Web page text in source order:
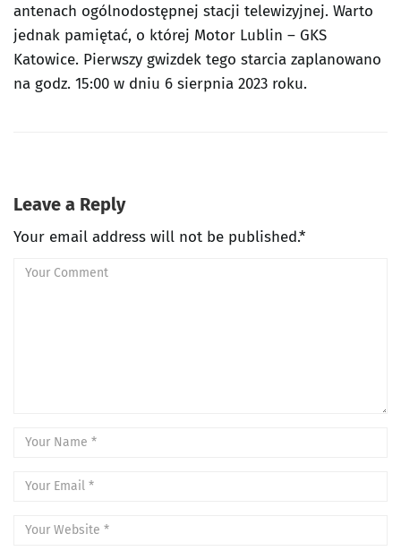
antenach ogólnodostępnej stacji telewizyjnej. Warto
jednak pamiętać, o której Motor Lublin – GKS
Katowice. Pierwszy gwizdek tego starcia zaplanowano
na godz. 15:00 w dniu 6 sierpnia 2023 roku.
Leave a Reply
Your email address will not be published.*